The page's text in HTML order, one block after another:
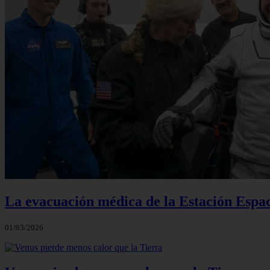
La evacuación médica de la Estación
01/03/2026